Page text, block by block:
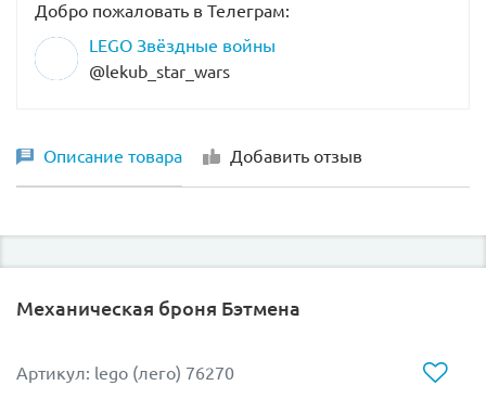
Добро пожаловать в Телеграм:
LEGO Звёздные войны
@lekub_star_wars
Описание товара Добавить отзыв
Механическая броня Бэтмена
Артикул: lego (лего) 76270